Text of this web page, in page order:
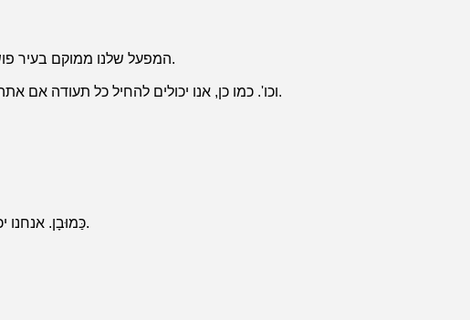
המפעל שלנו ממוקם בעיר פושאן, במחוז גואנגדונג, סין, שנמצאת במרחק של 20 ק"מ בלבד מגואנגג'ואו. ברוכים הבאים לבקר אותנו.
יש לנו ICTI, GSV, CCC, CE (EN71, EN14765), SGS, ASTM, ISO9001 וכו'. כמו כן, אנו יכולים להחיל כל תעודה אם אתה צריך כאשר הכמות בסדר.
כַּמוּבָן. אנחנו יכולים לספק מדגם. ואתה צריך לשלם עבור המדגם והשליח. כ-7 ימים לאחר קבלת התשלום, נשלח אותו.